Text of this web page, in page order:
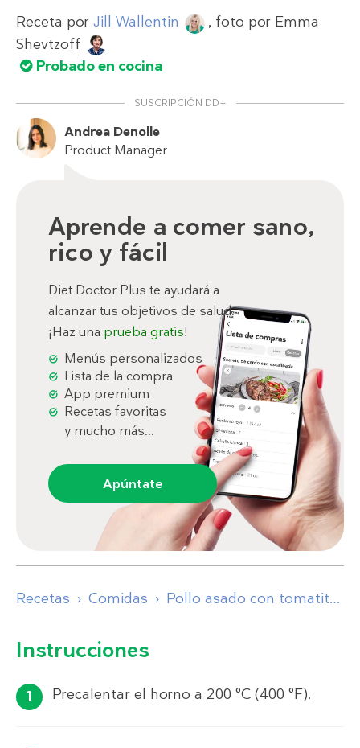
Receta por Jill Wallentin , foto por Emma
Shevtzoff
Probado en cocina
SUSCRIPCIÓN DD+
Andrea Denolle
Product Manager
Aprende a comer sano,
rico y fácil
Diet Doctor Plus te ayudará a
alcanzar tus objetivos de salud.
¡Haz una prueba gratis!
Menús personalizados
Lista de la compra
App premium
Recetas favoritas
y mucho más...
Apúntate
Recetas Comidas Pollo asado con tomatitos cherry y mantequilla de ajo
Instrucciones
Precalentar el horno a 200 °C (400 °F).